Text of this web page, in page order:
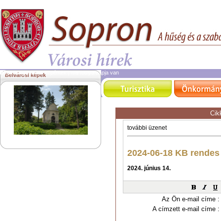
2026. augusztus 7.péntek | ma Ibolya napja van
Belvárosi képek
Az Ön e-mail címe :
A címzett e-mail címe :